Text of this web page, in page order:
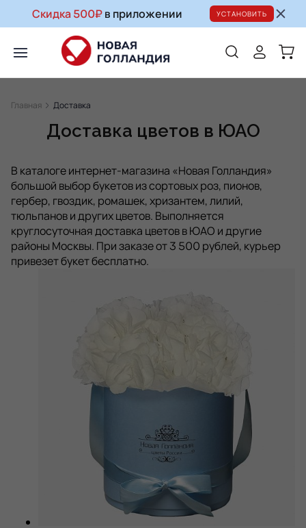
Скидка 500₽в приложении УСТАНОВИТЬ
Главная Доставка
Доставка цветов в ЮАО
В каталоге интернет-магазина «Новая Голландия»
большой выбор букетов из сортовых роз, пионов,
гербер, гвоздик, ромашек, хризантем, лилий,
тюльпанов и других цветов. Выполняется
круглосуточная доставка цветов в ЮАО и другие
районы Москвы. При заказе от 3 500 рублей, курьер
привезет букет бесплатно.